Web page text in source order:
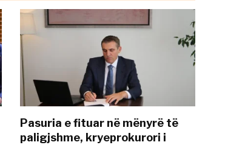
Pasuria e fituar në mënyrë të
paligjshme, kryeprokurori i